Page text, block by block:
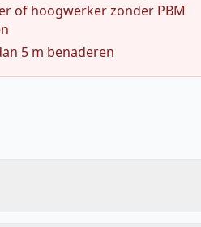
of hoogwerker zonder PBM
5 m benaderen